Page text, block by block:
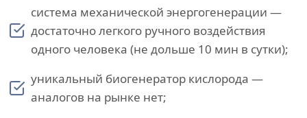
система механической энергогенерации —
достаточно легкого ручного воздействия
одного человека (не дольше 10 мин в сутки);
уникальный биогенератор кислорода —
аналогов на рынке нет;